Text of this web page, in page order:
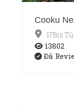
Cooku
17Bis
13802
Đã